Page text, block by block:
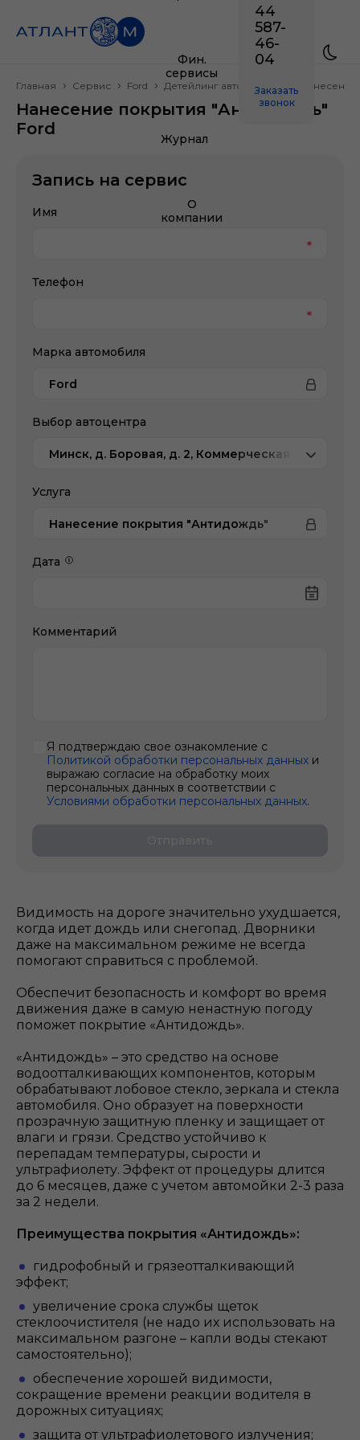
Фин.
сервисы
Журнал
О
компании
44
587-
46-
04
Заказать
звонок
Главная Сервис Ford Детейлинг автомобиля
Нанесение покрытия "Антидождь"
Ford
Видимость на дороге значительно ухудшается,
когда идет дождь или снегопад. Дворники
даже на максимальном режиме не всегда
помогают справиться с проблемой.
Обеспечит безопасность и комфорт во время
движения даже в самую ненастную погоду
поможет покрытие «Антидождь».
«Антидождь» – это средство на основе
водоотталкивающих компонентов, которым
обрабатывают лобовое стекло, зеркала и стекла
автомобиля. Оно образует на поверхности
прозрачную защитную пленку и защищает от
влаги и грязи. Средство устойчиво к
перепадам температуры, сырости и
ультрафиолету. Эффект от процедуры длится
до 6 месяцев, даже с учетом автомойки 2-3 раза
за 2 недели.
Преимущества покрытия «Антидождь»:
гидрофобный и грязеотталкивающий
эффект;
увеличение срока службы щеток
стеклоочистителя (не надо их использовать на
максимальном разгоне – капли воды стекают
самостоятельно);
обеспечение хорошей видимости,
сокращение времени реакции водителя в
дорожных ситуациях;
защита от ультрафиолетового излучения;
Запись на сервис
Имя
Телефон
Марка автомобиля
Ford
Выбор автоцентра
Минск, д. Боровая, д. 2, Коммерческая техника
Услуга
Нанесение покрытия "Антидождь"
Дата
Комментарий
Я подтверждаю свое ознакомление с
Политикой обработки персональных данных и
выражаю согласие на обработку моих
персональных данных в соответствии с
Условиями обработки персональных данных.